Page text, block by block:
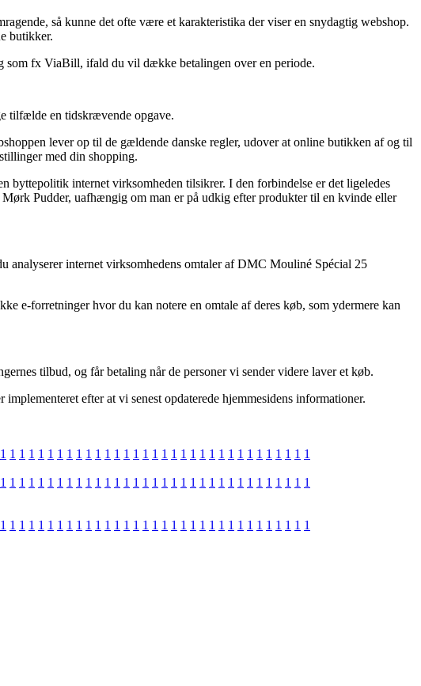
så kunne det ofte være et karakteristika der viser en snydagtig webshop.
butikker.
som fx ViaBill, ifald du vil dække betalingen over en periode.
tilfælde en tidskrævende opgave.
lever op til de gældende danske regler, udover at online butikken af og til
med din shopping.
byttepolitik internet virksomheden tilsikrer. I den forbindelse er det ligeledes
Pudder, uafhængig om man er på udkig efter produkter til en kvinde eller
analyserer internet virksomhedens omtaler af DMC Mouliné Spécial 25
e-forretninger hvor du kan notere en omtale af deres køb, som ydermere kan
tilbud, og får betaling når de personer vi sender videre laver et køb.
efter at vi senest opdaterede hjemmesidens informationer.
1 1 1 1 1 1 1 1 1 1 1 1 1 1 1 1 1 1 1 1 1 1 1 1 1 1 1 1 1 1 1 1 1
1 1 1 1 1 1 1 1 1 1 1 1 1 1 1 1 1 1 1 1 1 1 1 1 1 1 1 1 1 1 1 1 1
1 1 1 1 1 1 1 1 1 1 1 1 1 1 1 1 1 1 1 1 1 1 1 1 1 1 1 1 1 1 1 1 1